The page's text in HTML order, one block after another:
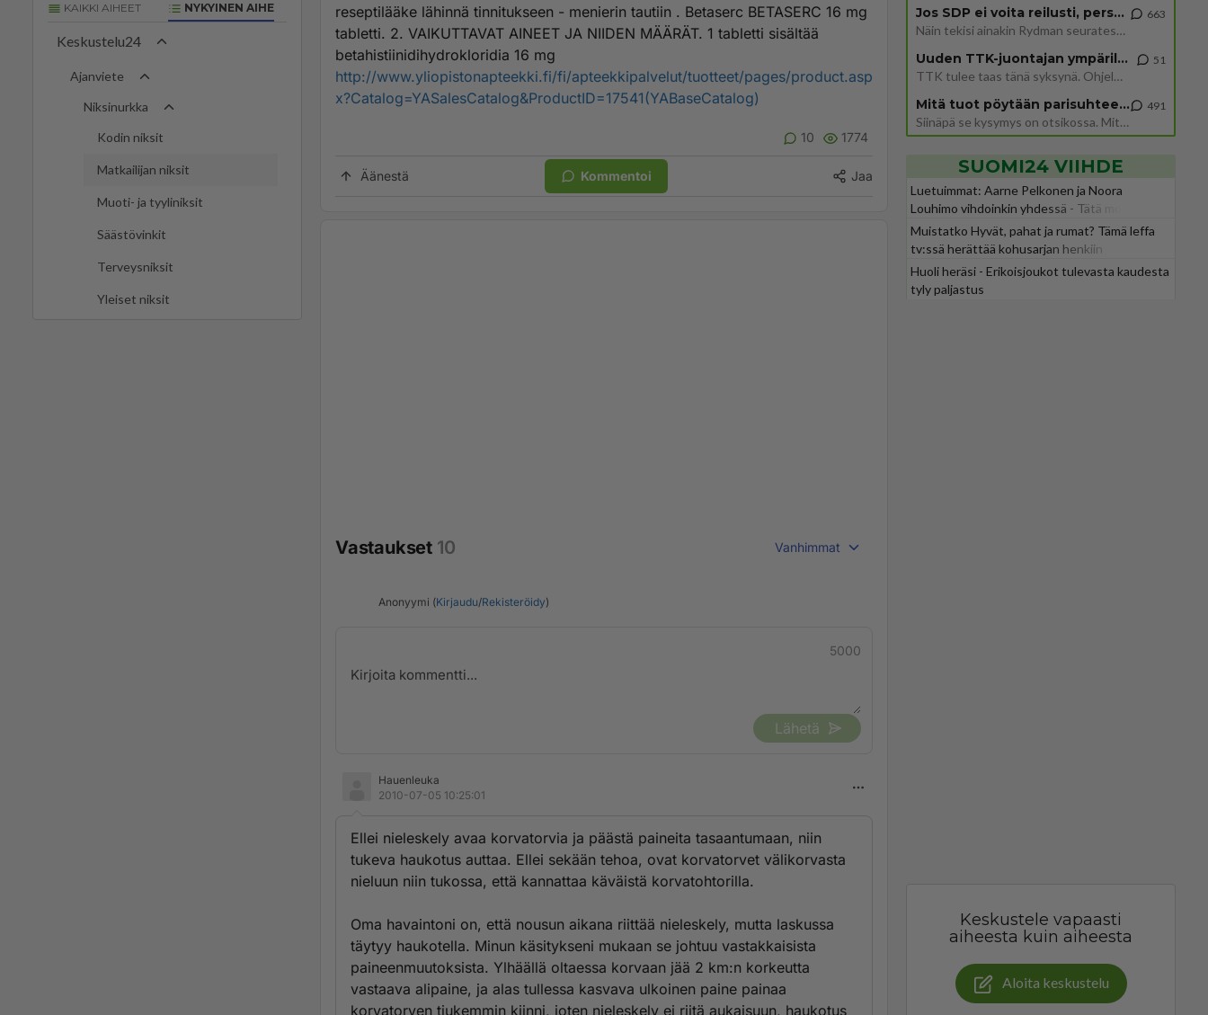
KAIKKI AIHEET NYKYINEN AIHE
Keskustelu24
Ajanviete
Niksinurkka
Kodin niksit
Matkailijan niksit
Muoti- ja tyyliniksit
Säästövinkit
Terveysniksit
Yleiset niksit
reseptilääke lähinnä tinnitukseen - menierin tautiin . Betaserc BETASERC 16 mg
tabletti. 2. VAIKUTTAVAT AINEET JA NIIDEN MÄÄRÄT. 1 tabletti sisältää
betahistiinidihydrokloridia 16 mg
http://www.yliopistonapteekki.fi/fi/apteekkipalvelut/tuotteet/pages/product.asp
x?Catalog=YASalesCatalog&ProductID=17541(YABaseCatalog)
10 1774
Äänestä Kommentoi Jaa
Vastaukset 10 Vanhimmat
Anonyymi (Kirjaudu/Rekisteröidy)
5000
Lähetä
Hauenleuka
2010-07-05 10:25:01
Ellei nieleskely avaa korvatorvia ja päästä paineita tasaantumaan, niin
tukeva haukotus auttaa. Ellei sekään tehoa, ovat korvatorvet välikorvasta
nieluun niin tukossa, että kannattaa käväistä korvatohtorilla.
Oma havaintoni on, että nousun aikana riittää nieleskely, mutta laskussa
täytyy haukotella. Minun käsitykseni mukaan se johtuu vastakkaisista
paineenmuutoksista. Ylhäällä oltaessa korvaan jää 2 km:n korkeutta
vastaava alipaine, ja alas tullessa kasvava ulkoinen paine painaa
korvatorven tiukemmin kiinni, joten nieleskely ei riitä aukaisuun, haukotus
Jos SDP ei voita reilusti, persut kumoavat demokratian Suomesta
Näin tekisi ainakin Rydman seuratessaan idolinsa Trumpin mallia https://www.is.fi/politiikka/art-2000012187244.html
663
Uuden TTK-juontajan ympärillä epätietoisuus sakenee - Nyt MTV hämmentää soppaa
TTK tulee taas tänä syksynä. Ohjelman uudet tähtioppilaat julkistetaan torstaina 6. elokuuta klo 14 alkavassa lehdistö
51
Mitä tuot pöytään parisuhteessa?
Siinäpä se kysymys on otsikossa. Mitäpä siis tuot/toisit pöytään parisuhteessa? Oletko mies vai nainen? Koetko sen mitä
491
SUOMI24 VIIHDE
Luetuimmat: Aarne Pelkonen ja Noora
Louhimo vihdoinkin yhdessä - Tätä moni jo
odotti
Muistatko Hyvät, pahat ja rumat? Tämä leffa
tv:ssä herättää kohusarjan henkiin
Huoli heräsi - Erikoisjoukot tulevasta kaudesta
tyly paljastus
Keskustele vapaasti
aiheesta kuin aiheesta
Aloita keskustelu